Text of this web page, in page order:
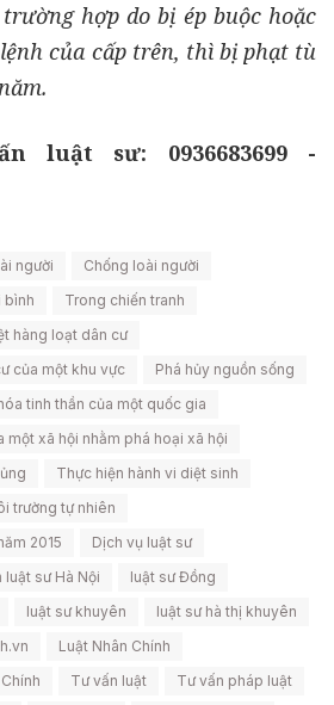
hợp do bị ép buộc hoặc
của cấp trên, thì bị phạt tù
luật sư: 0936683699 -
người
Chống loài người
bình
Trong chiến tranh
hàng loạt dân cư
của một khu vực
Phá hủy nguồn sống
tinh thần của một quốc gia
một xã hội nhằm phá hoại xã hội
Thực hiện hành vi diệt sinh
trường tự nhiên
2015
Dịch vụ luật sư
luật sư Hà Nội
luật sư Đồng
luật sư khuyên
luật sư hà thị khuyên
Luật Nhân Chính
Tư vấn luật
Tư vấn pháp luật